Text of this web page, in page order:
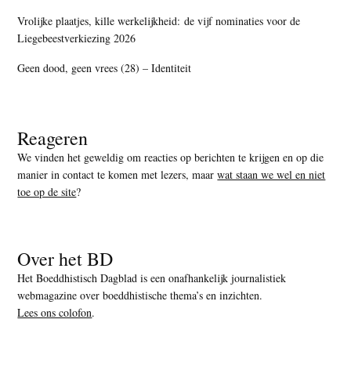
Vrolijke plaatjes, kille werkelijkheid: de vijf nominaties voor de
Liegebeestverkiezing 2026
Geen dood, geen vrees (28) – Identiteit
Reageren
We vinden het geweldig om reacties op berichten te krijgen en op die
manier in contact te komen met lezers, maarwat staan we wel en niet
toe op de site?
Over het BD
Het Boeddhistisch Dagblad is een onafhankelijk journalistiek
webmagazine over boeddhistische thema’s en inzichten.
Lees ons colofon.